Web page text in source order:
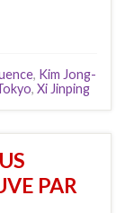
, Kim Jong-
, Xi Jinping
PAR